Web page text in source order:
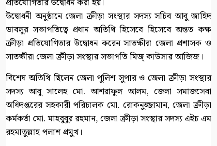
উদ্বোধনী অনুষ্ঠানে জেলা ক্রীড়া সংস্থার সদস্য সচিব আবু জাহিদ
ডাবলুর সভাপতিত্বে প্রধান অতিথি হিসেবে হিসেবে অন্তত কক্ষ
ক্রীড়া প্রতিযোগিতার উদ্বোধন করেন সাতক্ষীরা জেলা প্রশাসক ও
সাতক্ষীরা জেলা ক্রীড়া সংস্থার সভাপতি মিজ্ কাউসার আজিজ।
বিশেষ অতিথি ছিলেন জেলা পুলিশ সুপার ও জেলা ক্রীড়া সংস্থার
সদস্য আবু সালেহ মো. আশরাফুল আলম, জেলা সমাজসেবা
অধিদপ্তরের সহকারী পরিচালক মো. রোকনুজ্জামান, জেলা ক্রীড়া
কর্মকর্তা মো. মাহবুবুর রহমান, জেলা ক্রীড়া সংস্থার সদস্য এইচ এম
রহমাতুল্লাহ পলাশ প্রমুখ।